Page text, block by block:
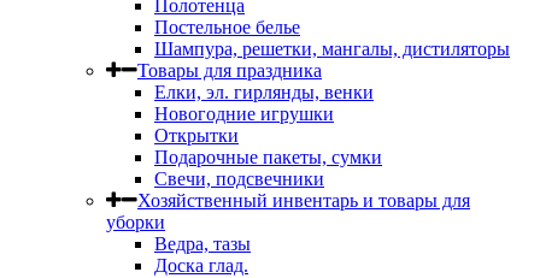
Полотенца
Постельное белье
Шампура, решетки, мангалы, дистиляторы
Товары для праздника
Елки, эл. гирлянды, венки
Новогодние игрушки
Открытки
Подарочные пакеты, сумки
Свечи, подсвечники
Хозяйственный инвентарь и товары для
уборки
Ведра, тазы
Доска глад.